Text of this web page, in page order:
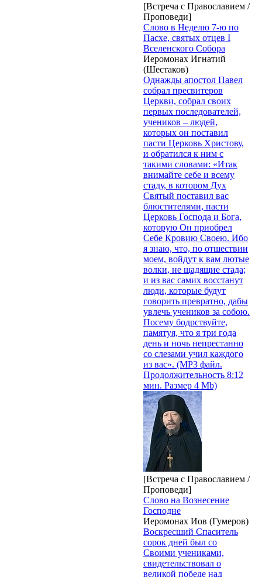
[Встреча с Православием /
Проповеди]
Слово в Неделю 7-ю по
Пасхе, святых отцев I
Вселенского Собора
Иеромонах Игнатий
(Шестаков)
Однажды апостол Павел
собрал пресвитеров
Церкви, собрал своих
первых последователей,
учеников – людей,
которых он поставил
пасти Церковь Христову,
и обратился к ним с
такими словами: «Итак
внимайте себе и всему
стаду, в котором Дух
Святый поставил вас
блюстителями, пасти
Церковь Господа и Бога,
которую Он приобрел
Себе Кровию Своею. Ибо
я знаю, что, по отшествии
моем, войдут к вам лютые
волки, не щадящие стада;
и из вас самих восстанут
люди, которые будут
говорить превратно, дабы
увлечь учеников за собою.
Посему бодрствуйте,
памятуя, что я три года
день и ночь непрестанно
со слезами учил каждого
из вас». (MP3 файл.
Продолжительность 8:12
мин. Размер 4 Mb)
[Встреча с Православием /
Проповеди]
Слово на Вознесение
Господне
Иеромонах Иов (Гумеров)
Воскресший Спаситель
сорок дней был со
Своими учениками,
свидетельствовал о
великой победе над